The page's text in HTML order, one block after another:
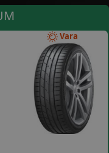
COMPANII
Vara